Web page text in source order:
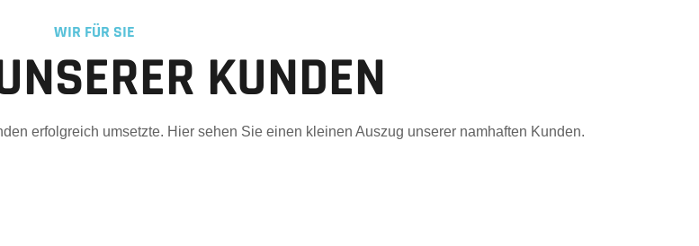
WIR FÜR SIE
KUNDEN
erfolgreich umsetzte. Hier sehen Sie einen kleinen Auszug unserer namhaften Kunden.